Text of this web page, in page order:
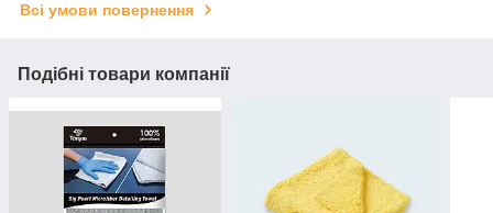
Всі умови повернення
Подібні товари компанії